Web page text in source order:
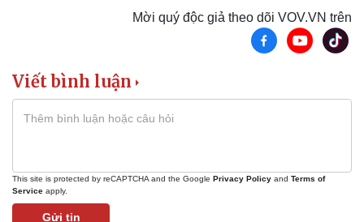
Pháp luật
Vụ án
Tin nóng
Quân sự - Quốc phòng
Mời quý độc giả theo dõi VOV.VN trên
Viết bình luận
This site is protected by reCAPTCHA and the Google Privacy Policy and Terms of
Service apply.
Gửi tin